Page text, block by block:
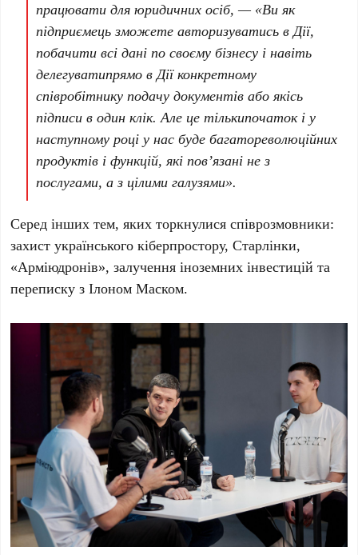
працювати для юридичних осіб, — «Ви як
підприємець зможете авторизуватись в Дії,
побачити всі дані посвоєму бізнесу інавіть
делегуватипрямо в Діїконкретному
співробітнику подачудокументів або якісь
підписи в одинклік. Але це тількипочаток і у
наступному році у нас будебагатореволюційних
продуктів іфункцій, які пов’язані не з
послугами, а з цілими галузями».
Серед інших тем, яких торкнулися співрозмовники:
захист українського кіберпростору, Старлінки,
«Арміюдронів», залучення іноземних інвестицій та
переписку з Ілоном Маском.